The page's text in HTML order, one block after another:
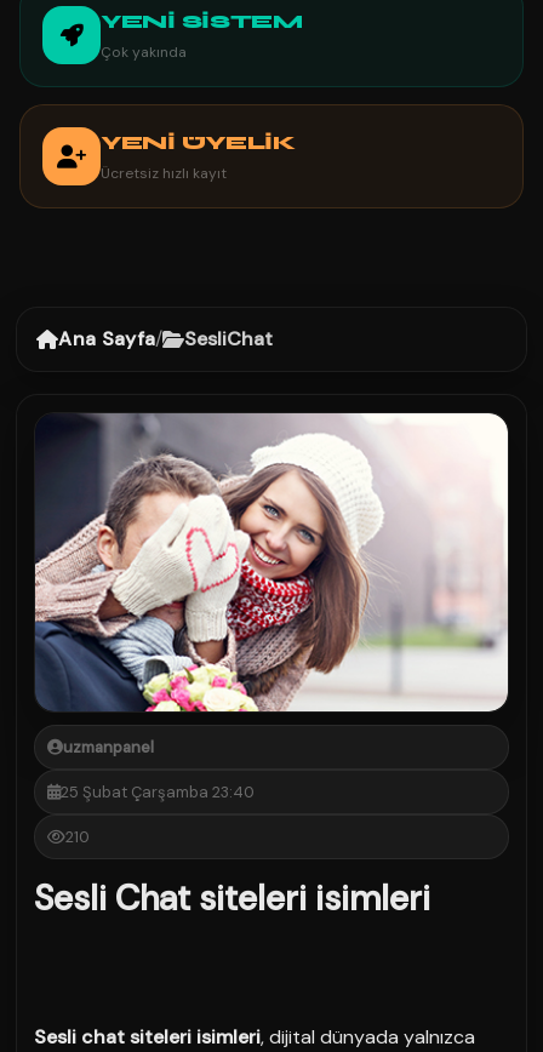
YENİ SİSTEM
Çok yakında
YENİ ÜYELİK
Ücretsiz hızlı kayıt
Ana Sayfa/ SesliChat
uzmanpanel
25 Şubat Çarşamba 23:40
210
Sesli Chat siteleri isimleri
Sesli chat siteleri isimleri, dijital dünyada yalnızca